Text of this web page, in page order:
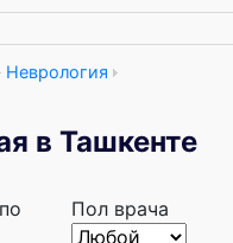
Неврология
в Ташкенте
Пол врача